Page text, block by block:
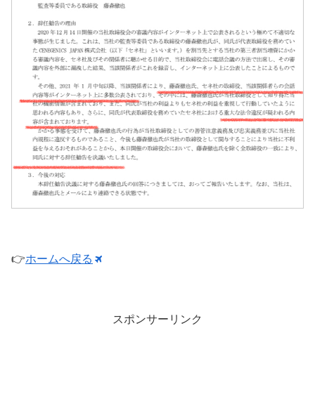
👉ホームへ戻る
スポンサーリンク